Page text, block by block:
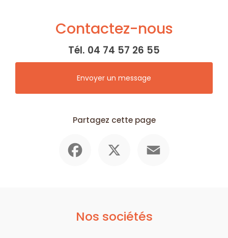
Contactez-nous
Tél. 04 74 57 26 55
Envoyer un message
Partagez cette page
Nos sociétés